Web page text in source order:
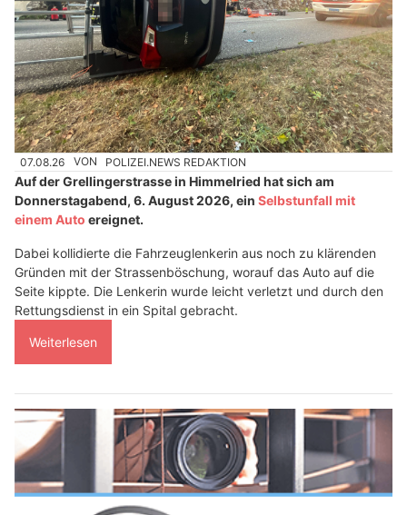
07.08.26 VON POLIZEI.NEWS REDAKTION
Auf der Grellingerstrasse in Himmelried hat sich am
Donnerstagabend, 6. August 2026, ein Selbstunfall mit
einem Auto ereignet.
Dabei kollidierte die Fahrzeuglenkerin aus noch zu klärenden
Gründen mit der Strassenböschung, worauf das Auto auf die
Seite kippte. Die Lenkerin wurde leicht verletzt und durch den
Rettungsdienst in ein Spital gebracht.
Weiterlesen